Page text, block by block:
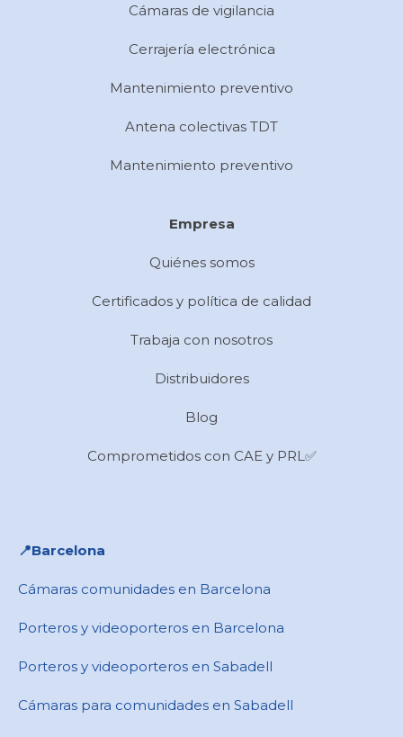
Cámaras de vigilancia
Cerrajería electrónica
Mantenimiento preventivo
Antena colectivas TDT
Mantenimiento preventivo
Empresa
Quiénes somos
Certificados y política de calidad
Trabaja con nosotros
Distribuidores
Blog
Comprometidos con CAE y PRL✅
📍​Barcelona
Cámaras comunidades en Barcelona
Porteros y videoporteros en Barcelona
Porteros y videoporteros en Sabadell
Cámaras para comunidades en ​Sabadell